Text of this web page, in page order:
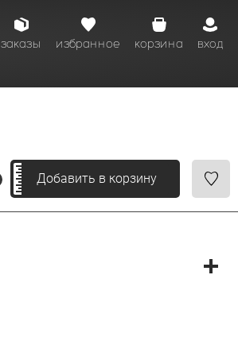
вход
корзина
избранное
заказы
Добавить в корзину